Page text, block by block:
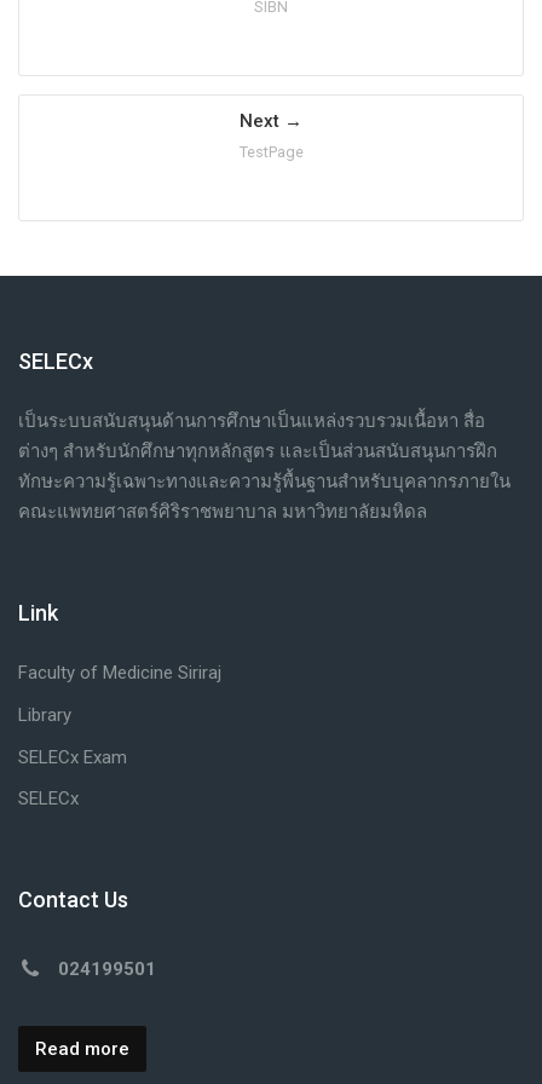
SIBN
Next
TestPage
SELECx
เป็นระบบสนับสนุนด้านการศึกษาเป็นแหล่งรวบรวมเนื้อหา สื่อ
ต่างๆ สำหรับนักศึกษาทุกหลักสูตร และเป็นส่วนสนับสนุนการฝึก
ทักษะความรู้เฉพาะทางและความรู้พื้นฐานสำหรับบุคลากรภายใน
คณะแพทยศาสตร์ศิริราชพยาบาล มหาวิทยาลัยมหิดล
Link
Faculty of Medicine Siriraj
Library
SELECx Exam
SELECx
Contact Us
024199501
Read more